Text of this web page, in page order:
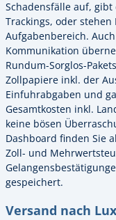
Schadensfälle auf,
Trackings, oder
Aufgabenbereich.
Kommunikation
Rundum-Sorglos-
Zollpapiere inkl. der
Einfuhrabgaben und
Gesamtkosten inkl.
keine bösen
Dashboard finden Sie
Zoll- und
gespeichert.
Versand nach